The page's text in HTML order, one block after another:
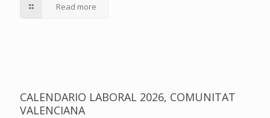
Read more
CALENDARIO LABORAL 2026, COMUNITAT
VALENCIANA